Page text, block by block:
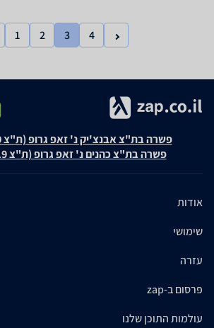
1 2 3 4
פשרה בת"צ אבנצ'יק נ' זאפ גרופ (ת"צ 23008-08-20)
פשרה בת"צ כהנים נ' זאפ גרופ (ת"צ 60371-12-19)
אודות
שימושי
עזרה
פרסום ב-zap
עולמות התוכן שלנו